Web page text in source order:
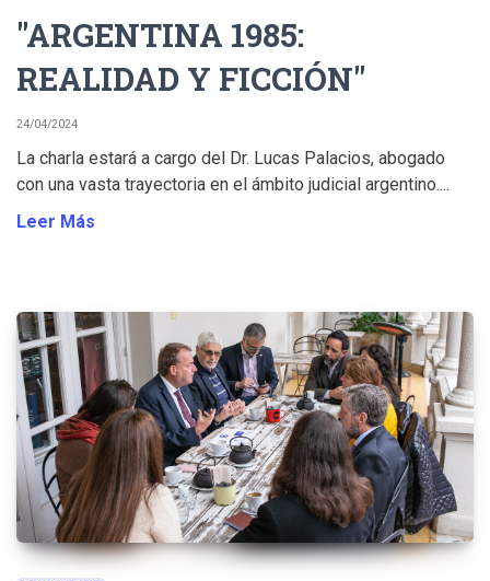
"ARGENTINA 1985:
REALIDAD Y FICCIÓN"
24/04/2024
La charla estará a cargo del Dr. Lucas Palacios, abogado
con una vasta trayectoria en el ámbito judicial argentino....
Leer Más